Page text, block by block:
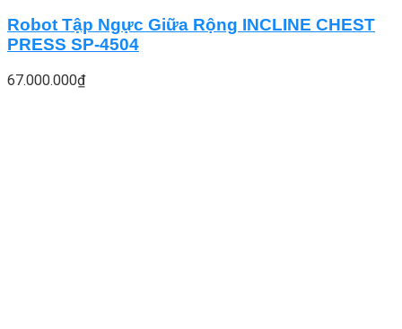
Robot Tập Ngực Giữa Rộng INCLINE CHEST
PRESS SP-4504
67.000.000₫